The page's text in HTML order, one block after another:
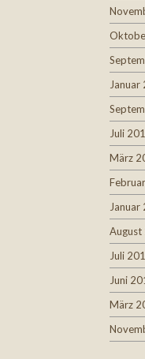
Juli
März
Januar
August
Juli
Juni
März